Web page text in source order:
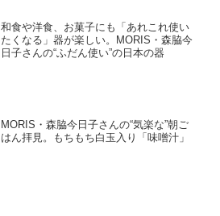
和食や洋食、お菓子にも「あれこれ使い
たくなる」器が楽しい。MORIS・森脇今
日子さんの“ふだん使い”の日本の器
MORIS・森脇今日子さんの“気楽な”朝ご
はん拝見。もちもち白玉入り「味噌汁」